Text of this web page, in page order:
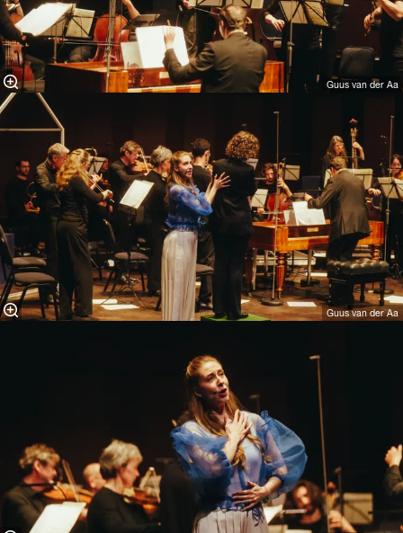
Guus van der Aa
Guus van der Aa